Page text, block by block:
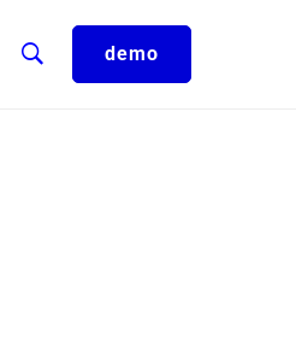
demo